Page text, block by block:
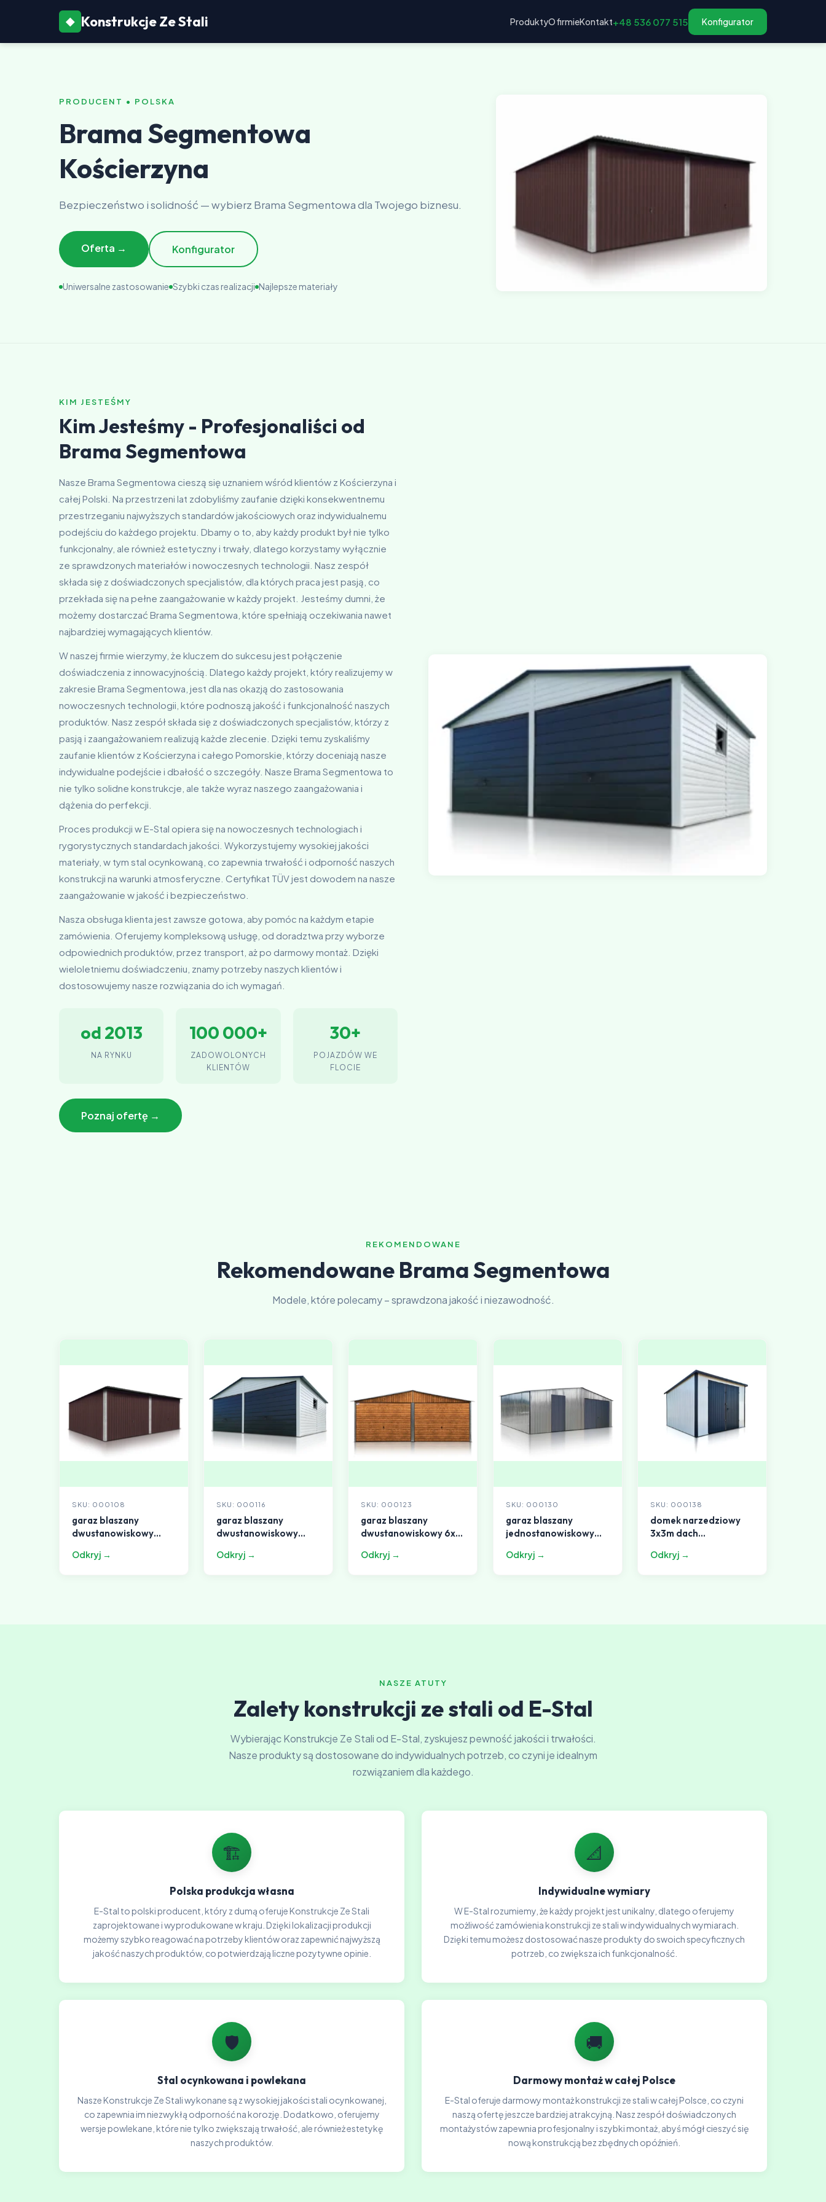
◆ Konstrukcje Ze Stali ProduktyO firmieKontakt+48 536 077 515 Konfigurator
PRODUCENT • POLSKA
Brama Segmentowa
Kościerzyna
Bezpieczeństwo i solidność — wybierz Brama Segmentowa dla Twojego biznesu.
Oferta → Konfigurator
Uniwersalne zastosowanie Szybki czas realizacji Najlepsze materiały
KIM JESTEŚMY
Kim Jesteśmy - Profesjonaliści od
Brama Segmentowa
Nasze Brama Segmentowa cieszą się uznaniem wśród klientów z Kościerzyna i
całej Polski. Na przestrzeni lat zdobyliśmy zaufanie dzięki konsekwentnemu
przestrzeganiu najwyższych standardów jakościowych oraz indywidualnemu
podejściu do każdego projektu. Dbamy o to, aby każdy produkt był nie tylko
funkcjonalny, ale również estetyczny i trwały, dlatego korzystamy wyłącznie
ze sprawdzonych materiałów i nowoczesnych technologii. Nasz zespół
składa się z doświadczonych specjalistów, dla których praca jest pasją, co
przekłada się na pełne zaangażowanie w każdy projekt. Jesteśmy dumni, że
możemy dostarczać Brama Segmentowa, które spełniają oczekiwania nawet
najbardziej wymagających klientów.
W naszej firmie wierzymy, że kluczem do sukcesu jest połączenie
doświadczenia z innowacyjnością. Dlatego każdy projekt, który realizujemy w
zakresie Brama Segmentowa, jest dla nas okazją do zastosowania
nowoczesnych technologii, które podnoszą jakość i funkcjonalność naszych
produktów. Nasz zespół składa się z doświadczonych specjalistów, którzy z
pasją i zaangażowaniem realizują każde zlecenie. Dzięki temu zyskaliśmy
zaufanie klientów z Kościerzyna i całego Pomorskie, którzy doceniają nasze
indywidualne podejście i dbałość o szczegóły. Nasze Brama Segmentowa to
nie tylko solidne konstrukcje, ale także wyraz naszego zaangażowania i
dążenia do perfekcji.
Proces produkcji w E-Stal opiera się na nowoczesnych technologiach i
rygorystycznych standardach jakości. Wykorzystujemy wysokiej jakości
materiały, w tym stal ocynkowaną, co zapewnia trwałość i odporność naszych
konstrukcji na warunki atmosferyczne. Certyfikat TÜV jest dowodem na nasze
zaangażowanie w jakość i bezpieczeństwo.
Nasza obsługa klienta jest zawsze gotowa, aby pomóc na każdym etapie
zamówienia. Oferujemy kompleksową usługę, od doradztwa przy wyborze
odpowiednich produktów, przez transport, aż po darmowy montaż. Dzięki
wieloletniemu doświadczeniu, znamy potrzeby naszych klientów i
dostosowujemy nasze rozwiązania do ich wymagań.
od 2013
NA RYNKU
100 000+
ZADOWOLONYCH
KLIENTÓW
30+
POJAZDÓW WE
FLOCIE
Poznaj ofertę →
REKOMENDOWANE
Rekomendowane Brama Segmentowa
Modele, które polecamy – sprawdzona jakość i niezawodność.
SKU: 000108
garaz blaszany
dwustanowiskowy
jednospadowy ciemny
Odkryj →
SKU: 000116
garaz blaszany
dwustanowiskowy
dwuspadowy szara bi
Odkryj →
SKU: 000123
garaz blaszany
dwustanowiskowy 6x5
Odkryj →
SKU: 000130
garaz blaszany
jednostanowiskowy
dwuspadowy ocynk
Odkryj →
SKU: 000138
domek narzedziowy
3x3m dach
biel
Odkryj →
NASZE ATUTY
Zalety konstrukcji ze stali od E-Stal
Wybierając Konstrukcje Ze Stali od E-Stal, zyskujesz pewność jakości i trwałości.
Nasze produkty są dostosowane do indywidualnych potrzeb, co czyni je idealnym
rozwiązaniem dla każdego.
🏗️
Polska produkcja własna
E-Stal to polski producent, który z dumą oferuje Konstrukcje Ze Stali
zaprojektowane i wyprodukowane w kraju. Dzięki lokalizacji produkcji
możemy szybko reagować na potrzeby klientów oraz zapewnić najwyższą
jakość naszych produktów, co potwierdzają liczne pozytywne opinie.
📐
Indywidualne wymiary
W E-Stal rozumiemy, że każdy projekt jest unikalny, dlatego oferujemy
możliwość zamówienia konstrukcji ze stali w indywidualnych wymiarach.
Dzięki temu możesz dostosować nasze produkty do swoich specyficznych
potrzeb, co zwiększa ich funkcjonalność.
🛡️
Stal ocynkowana i powlekana
Nasze Konstrukcje Ze Stali wykonane są z wysokiej jakości stali ocynkowanej,
co zapewnia im niezwykłą odporność na korozję. Dodatkowo, oferujemy
wersje powlekane, które nie tylko zwiększają trwałość, ale również estetykę
naszych produktów.
🚚
Darmowy montaż w całej Polsce
E-Stal oferuje darmowy montaż konstrukcji ze stali w całej Polsce, co czyni
naszą ofertę jeszcze bardziej atrakcyjną. Nasz zespół doświadczonych
montażystów zapewnia profesjonalny i szybki montaż, abyś mógł cieszyć się
nową konstrukcją bez zbędnych opóźnień.